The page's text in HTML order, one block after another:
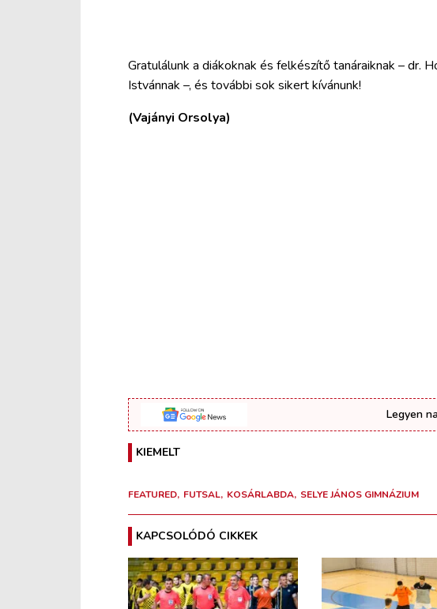
Gratulálunk a diákoknak és felkészítő tanáraiknak – dr.
Istvánnak –, és további sok sikert kívánunk!
(Vajányi Orsolya)
Legyen
KIEMELT
FEATURED FUTSAL KOSÁRLABDA SELYE JÁNOS GIMNÁZIUM
KAPCSOLÓDÓ CIKKEK